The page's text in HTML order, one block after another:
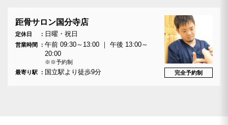
距骨サロン国分寺店
定休日 日曜・祝日
営業時間
午前 09:30～13:00 ｜ 午後 13:00～
20:00
※※予約制
最寄り駅
国立駅より徒歩9分 完全予約制